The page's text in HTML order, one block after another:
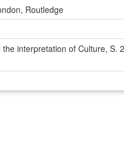
Routledge
interpretation of Culture, S.